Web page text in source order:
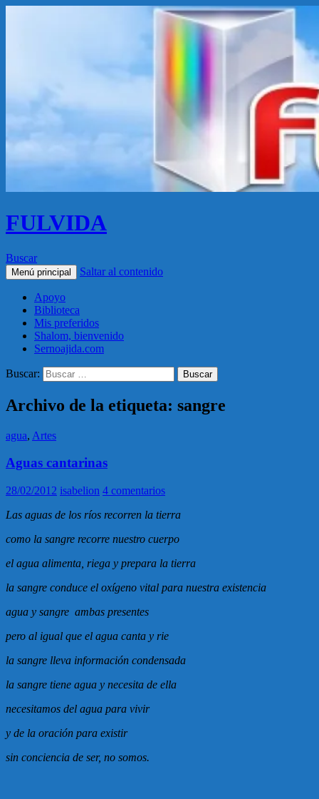
FULVIDA
Buscar
Menú principal Saltar al contenido
Apoyo
Biblioteca
Mis preferidos
Shalom, bienvenido
Sernoajida.com
Buscar:
Archivo de la etiqueta: sangre
agua, Artes
Aguas cantarinas
28/02/2012 isabelion 4 comentarios
Las aguas de los ríos recorren la tierra
como la sangre recorre nuestro cuerpo
el agua alimenta, riega y prepara la tierra
la sangre conduce el oxígeno vital para nuestra existencia
agua y sangre ambas presentes
pero al igual que el agua canta y rie
la sangre lleva información condensada
la sangre tiene agua y necesita de ella
necesitamos del agua para vivir
y de la oración para existir
sin conciencia de ser, no somos.